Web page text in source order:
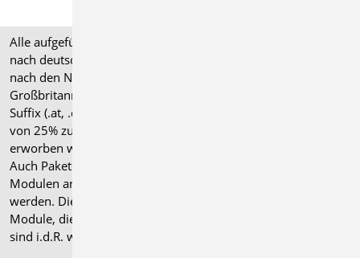
Alle aufgeführten Preise verstehen sich für Module/Pakete
nach deutschen Normgrundlagen (".de"). Module, die auch
nach den Normen für Österreich, Schweiz, Italien und
Großbritannien verfügbar sind, tragen ein entsprechendes
Suffix (.at, .ch, .it bzw. .uk) und können gegen einen Aufpreis
von 25% zusammen mit dem jeweiligen ".de"-Modul
erworben werden.
Auch Pakete können gegen einen Aufpreis von 25% mit
Modulen anderer Normen (.at, .ch, .it bzw. .uk) erweitert
werden. Die Paketerweiterung umfasst alle entsprechenden
Module, die zum Zeitpunkt des Kaufs verfügbar sind. Das
sind i.d.R. weniger Module als nach deutscher Norm.